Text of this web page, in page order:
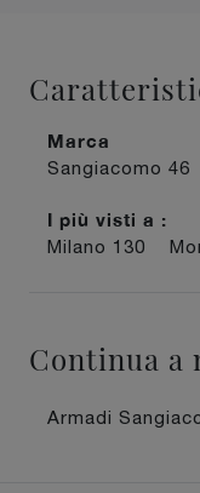
Marca
Sangiacomo 46
I più visti a :
Milano 130
Continua a
Armadi